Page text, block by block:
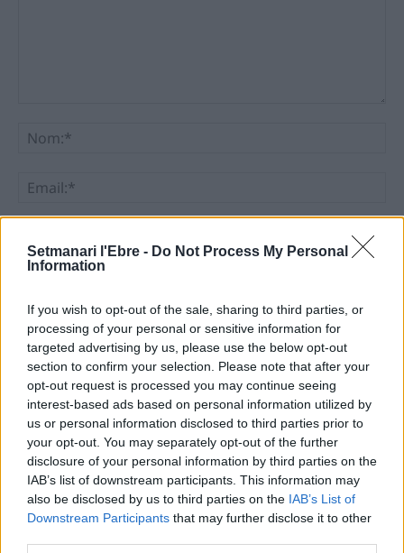
Setmanari l'Ebre - Do Not Process My Personal
Information
If you wish to opt-out of the sale, sharing to third parties, or
processing of your personal or sensitive information for
targeted advertising by us, please use the below opt-out
section to confirm your selection. Please note that after your
opt-out request is processed you may continue seeing
interest-based ads based on personal information utilized by
us or personal information disclosed to third parties prior to
your opt-out. You may separately opt-out of the further
disclosure of your personal information by third parties on the
IAB’s list of downstream participants. This information may
also be disclosed by us to third parties on the IAB’s List of
Downstream Participants that may further disclose it to other
aquest navegador per a la propera vegada que comenti.
ÚLTIMES NOTÍCIES
L’Ajuntament de Tortosa amplia el
termini de les obres de l’aparcament
dels terrenys de Renfe per les altes
temperatures